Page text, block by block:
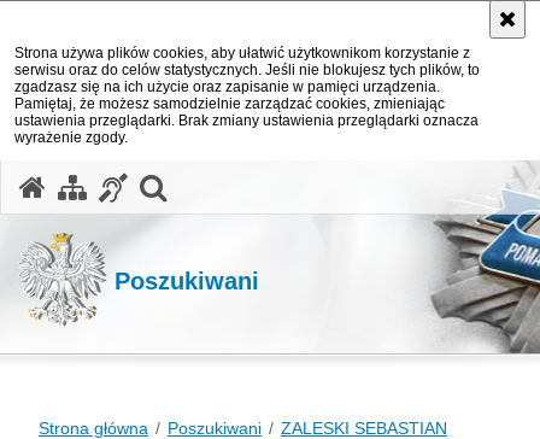
Strona używa plików cookies, aby ułatwić użytkownikom korzystanie z
serwisu oraz do celów statystycznych. Jeśli nie blokujesz tych plików, to
zgadzasz się na ich użycie oraz zapisanie w pamięci urządzenia.
Pamiętaj, że możesz samodzielnie zarządzać cookies, zmieniając
ustawienia przeglądarki. Brak zmiany ustawienia przeglądarki oznacza
wyrażenie zgody.
Poszukiwani
Strona główna Poszukiwani ZALESKI SEBASTIAN